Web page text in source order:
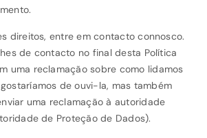
direitos, entre em contacto connosco.
de contacto no final desta Política
uma reclamação sobre como lidamos
de ouvi-la, mas também
uma reclamação à autoridade
de Proteção de Dados).